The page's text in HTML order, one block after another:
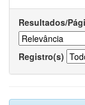
Resultados/
Registro(s)